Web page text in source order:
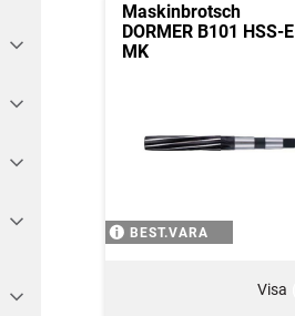
Maskinbrotsch
DORMER B101 HSS-E
MK
BEST.VARA
Visa